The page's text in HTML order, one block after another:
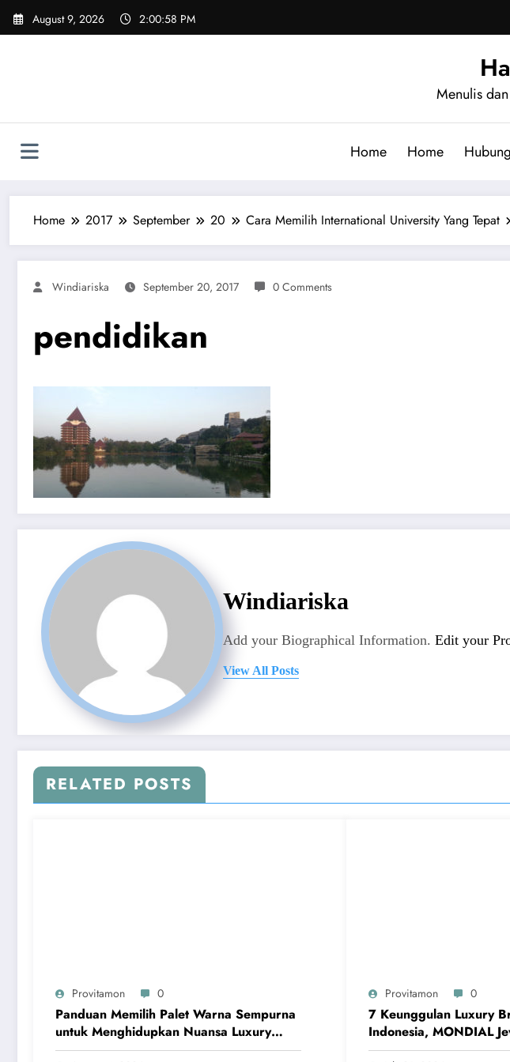
Skip
August 9, 2026 2:00:59 PM
Menulis
Home Home
Home 2017 September 20 Cara Memilih International University Yang Tepat
Windiariska September 20, 2017 0 Comments
pendidikan
Windiariska
Add your Biographical Information. Edit your
View All Posts
RELATED POSTS
Provitamon 0
Panduan Memilih Palet Warna Sempurna
untuk Menghidupkan Nuansa Luxury
Bathrooms
Provitamon 0
7 Keunggulan Luxury
Indonesia, MONDIAL